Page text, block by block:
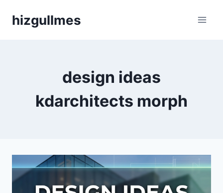
hizgullmes
design ideas
kdarchitects morph